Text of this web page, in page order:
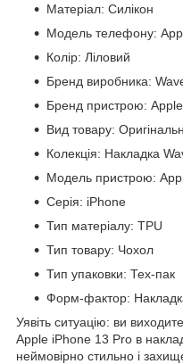
Матеріал: Силікон
Модель телефону:
Колір: Ліловий
Бренд виробника:
Бренд пристрою: Apple
Вид товару:
Колекція: Накладка
Модель пристрою:
Серія: iPhone
Тип матеріалу: TPU
Тип товару: Чохол
Тип упаковки: Тех-пак
Форм-фактор:
Уявіть ситуацію: ви
Apple iPhone 13 Pro в
неймовірно стильно і